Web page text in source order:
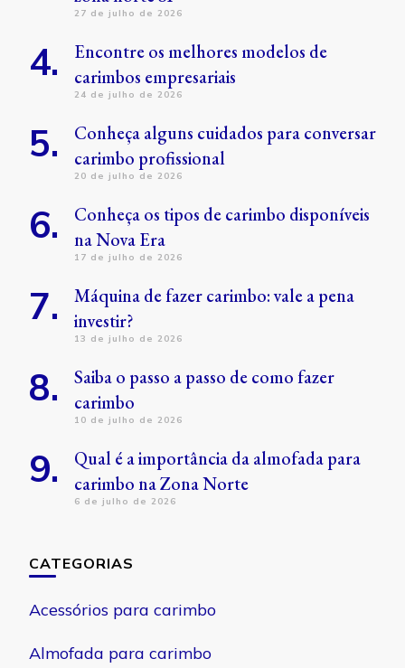
27 de julho de 2026
Encontre os melhores modelos de
carimbos empresariais
24 de julho de 2026
Conheça alguns cuidados para conversar
carimbo profissional
20 de julho de 2026
Conheça os tipos de carimbo disponíveis
na Nova Era
17 de julho de 2026
Máquina de fazer carimbo: vale a pena
investir?
13 de julho de 2026
Saiba o passo a passo de como fazer
carimbo
10 de julho de 2026
Qual é a importância da almofada para
carimbo na Zona Norte
6 de julho de 2026
CATEGORIAS
Acessórios para carimbo
Almofada para carimbo